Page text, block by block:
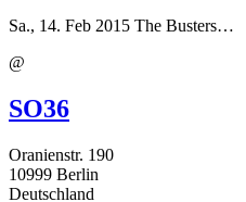
Sa., 14. Feb 2015 The Busters…
@
SO36
Oranienstr. 190
10999 Berlin
Deutschland